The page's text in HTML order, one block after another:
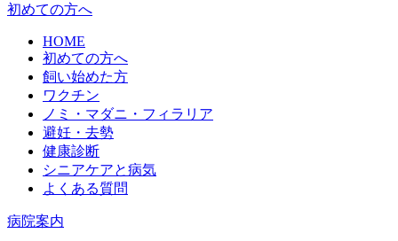
初めての方へ
HOME
初めての方へ
飼い始めた方
ワクチン
ノミ・マダニ・フィラリア
避妊・去勢
健康診断
シニアケアと病気
よくある質問
病院案内